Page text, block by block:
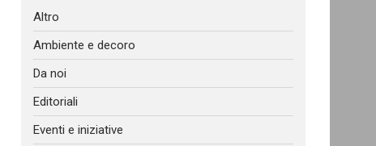
Altro
Ambiente e decoro
Da noi
Editoriali
Eventi e iniziative